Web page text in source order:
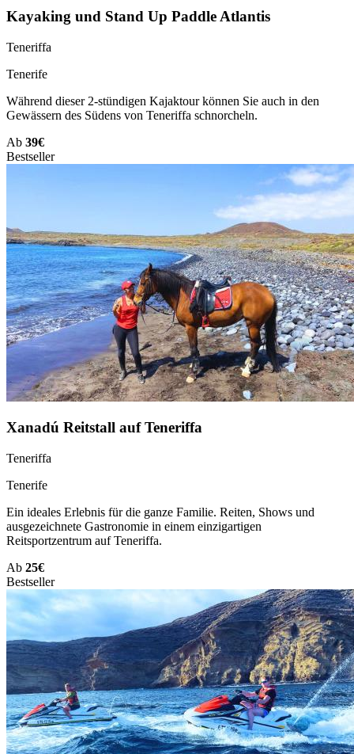
Kayaking und Stand Up Paddle Atlantis
Teneriffa
Tenerife
Während dieser 2-stündigen Kajaktour können Sie auch in den
Gewässern des Südens von Teneriffa schnorcheln.
Ab 39€
Bestseller
Xanadú Reitstall auf Teneriffa
Teneriffa
Tenerife
Ein ideales Erlebnis für die ganze Familie. Reiten, Shows und
ausgezeichnete Gastronomie in einem einzigartigen
Reitsportzentrum auf Teneriffa.
Ab 25€
Bestseller